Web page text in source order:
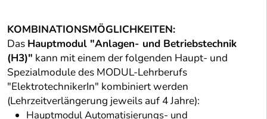
KOMBINATIONSMÖGLICHKEITEN:
Das Hauptmodul "Anlagen- und Betriebstechnik
(H3)" kann mit einem der folgenden Haupt- und
Spezialmodule des MODUL-Lehrberufs
"ElektrotechnikerIn" kombiniert werden
(Lehrzeitverlängerung jeweils auf 4 Jahre):
Hauptmodul Automatisierungs- und